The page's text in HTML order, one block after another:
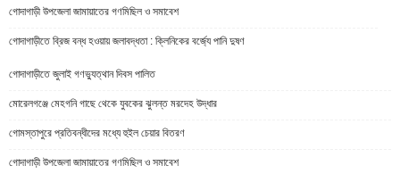
গোদাগাড়ী উপজেলা জামায়াতের গণমিছিল ও সমাবেশ
গোদাগাড়ীতে ব্রিজ বন্ধ হওয়ায় জলাবদ্ধতা : ক্লিনিকের বর্জ্যে পানি দুষণ
গোদাগাড়ীতে জুলাই গণভ্যুত্থান দিবস পালিত
মোরেলগঞ্জে মেহগনি গাছে থেকে যুবকের ঝুলন্ত মরদেহ উদ্ধার
গোমস্তাপুরে প্রতিবন্ধীদের মধ্যে হুইল চেয়ার বিতরণ
গোদাগাড়ী উপজেলা জামায়াতের গণমিছিল ও সমাবেশ